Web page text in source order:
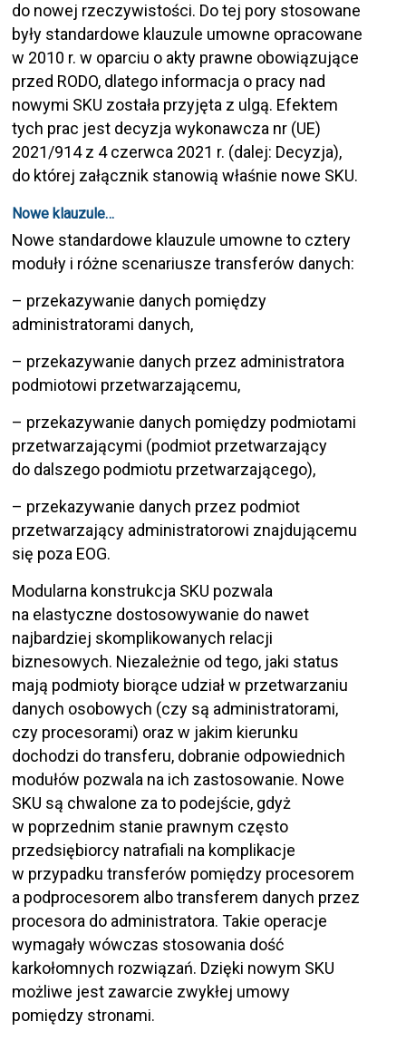
do nowej rzeczywistości. Do tej pory stosowane
były standardowe klauzule umowne opracowane
w 2010 r. w oparciu o akty prawne obowiązujące
przed RODO, dlatego informacja o pracy nad
nowymi SKU została przyjęta z ulgą. Efektem
tych prac jest decyzja wykonawcza nr (UE)
2021/914 z 4 czerwca 2021 r. (dalej: Decyzja),
do której załącznik stanowią właśnie nowe SKU.
Nowe klauzule…
Nowe standardowe klauzule umowne to cztery
moduły i różne scenariusze transferów danych:
– przekazywanie danych pomiędzy
administratorami danych,
– przekazywanie danych przez administratora
podmiotowi przetwarzającemu,
– przekazywanie danych pomiędzy podmiotami
przetwarzającymi (podmiot przetwarzający
do dalszego podmiotu przetwarzającego),
– przekazywanie danych przez podmiot
przetwarzający administratorowi znajdującemu
się poza EOG.
Modularna konstrukcja SKU pozwala
na elastyczne dostosowywanie do nawet
najbardziej skomplikowanych relacji
biznesowych. Niezależnie od tego, jaki status
mają podmioty biorące udział w przetwarzaniu
danych osobowych (czy są administratorami,
czy procesorami) oraz w jakim kierunku
dochodzi do transferu, dobranie odpowiednich
modułów pozwala na ich zastosowanie. Nowe
SKU są chwalone za to podejście, gdyż
w poprzednim stanie prawnym często
przedsiębiorcy natrafiali na komplikacje
w przypadku transferów pomiędzy procesorem
a podprocesorem albo transferem danych przez
procesora do administratora. Takie operacje
wymagały wówczas stosowania dość
karkołomnych rozwiązań. Dzięki nowym SKU
możliwe jest zawarcie zwykłej umowy
pomiędzy stronami.